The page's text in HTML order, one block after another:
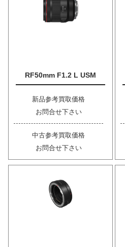
RF50mm F1.2 L USM
新品参考買取価格
お問合せ下さい
中古参考買取価格
お問合せ下さい